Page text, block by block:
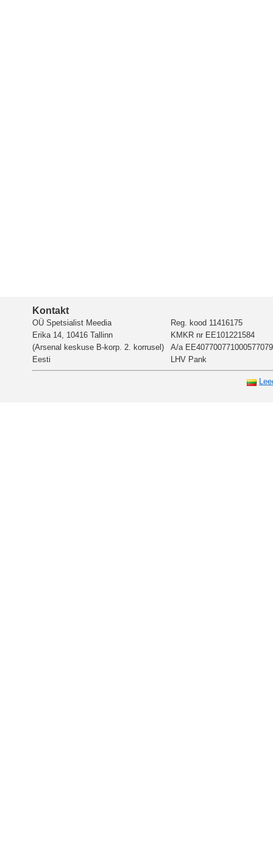
Kontakt
OÜ Spetsialist Meedia
Erika 14, 10416 Tallinn
(Arsenal keskuse B-korp. 2. korrusel)
Eesti
Reg. kood 11416175
KMKR nr EE101221584
A/a EE407700771000577079
LHV Pank